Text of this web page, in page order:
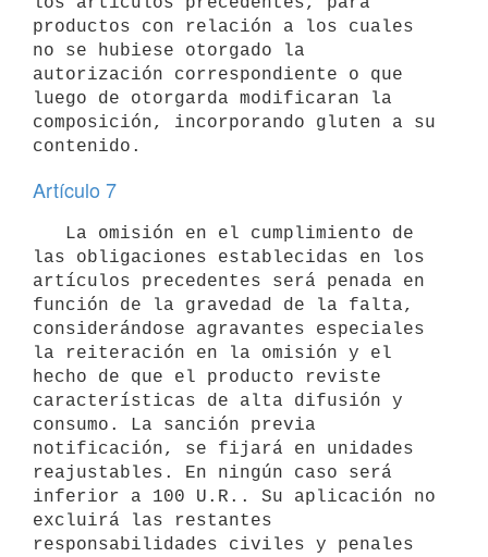
productos con relación a los cuales
no se hubiese otorgado la
autorización correspondiente o que
luego de otorgarda modificaran la
composición, incorporando gluten a su
Artículo 7
las obligaciones establecidas en los
artículos precedentes será penada en
función de la gravedad de la falta,
considerándose agravantes especiales
la reiteración en la omisión y el
hecho de que el producto reviste
características de alta difusión y
consumo. La sanción previa
notificación, se fijará en unidades
reajustables. En ningún caso será
inferior a 100 U.R.. Su aplicación no
excluirá las restantes
responsabilidades civiles y penales